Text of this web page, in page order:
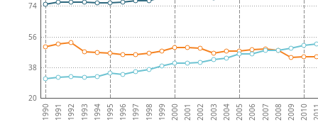
1990 1991 1992 1993 1994 1995 1996 1997 1998 1999 2000 2001 2002 2003 2004 2005 2006 2007 2008 2009 2010
20
38
56
74